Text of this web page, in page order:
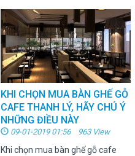
KHI CHỌN MUA BÀN GHẾ GỖ
CAFE THANH LÝ, HÃY CHÚ Ý
NHỮNG ĐIỀU NÀY
09-01-2019 01:56 963 View
Khi chọn mua bàn ghế gỗ cafe